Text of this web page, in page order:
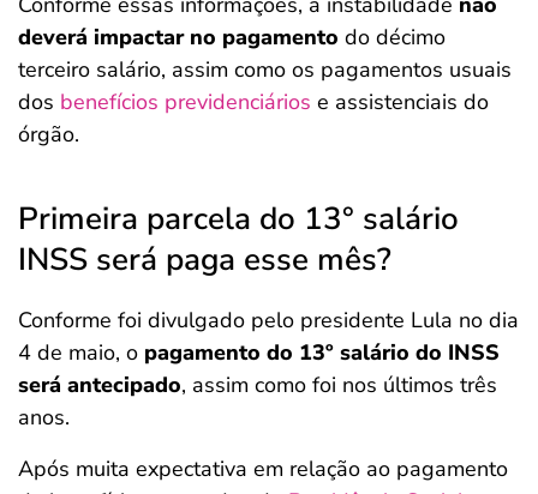
deverá impactar no pagamento do décimo
terceiro salário, assim como os pagamentos usuais
dos benefícios previdenciários e assistenciais do
órgão.
Primeira parcela do 13° salário
INSS será paga esse mês?
Conforme foi divulgado pelo presidente Lula no dia
4 de maio, o pagamento do 13º salário do INSS
será antecipado, assim como foi nos últimos três
anos.
Após muita expectativa em relação ao pagamento